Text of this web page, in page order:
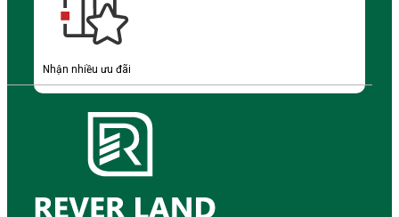
Nhận nhiều ưu đãi